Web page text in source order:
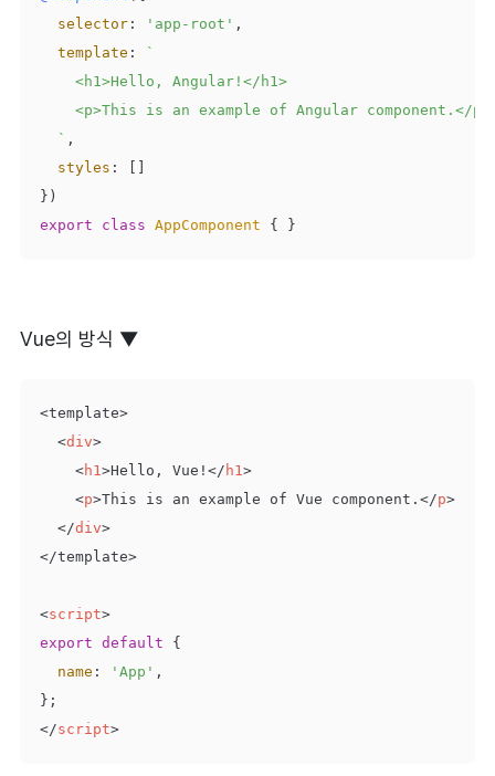
selector : 'app-root' ,
template :
`
    <h1>Hello, Angular!</h1>
    <p>This is an example of Angular component.</p>
  `
,
styles : []
export
class AppComponent { }
Vue의 방식 ▼
<template>
<div>
<h1>Hello, Vue! </ h1>
<p>This is an example of Vue component. </p>
</div>
</template>
<script>
export default {
name : 'App' ,
</script>